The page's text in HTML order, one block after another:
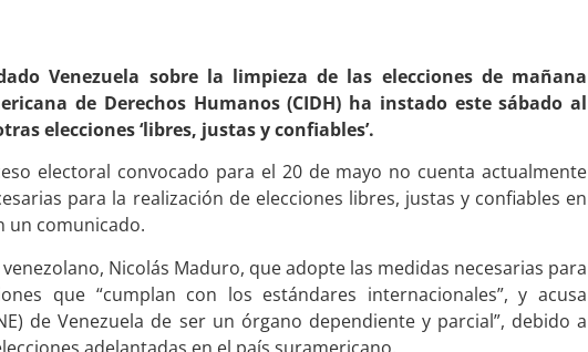
Venezuela sobre la limpieza de las elecciones de mañana
de Derechos Humanos (CIDH) ha instado este sábado al
elecciones ‘libres, justas y confiables’.
electoral convocado para el 20 de mayo no cuenta actualmente
para la realización de elecciones libres, justas y confiables en
un comunicado.
Nicolás Maduro, que adopte las medidas necesarias para
que “cumplan con los estándares internacionales”, y acusa
de Venezuela de ser un órgano dependiente y parcial”, debido a